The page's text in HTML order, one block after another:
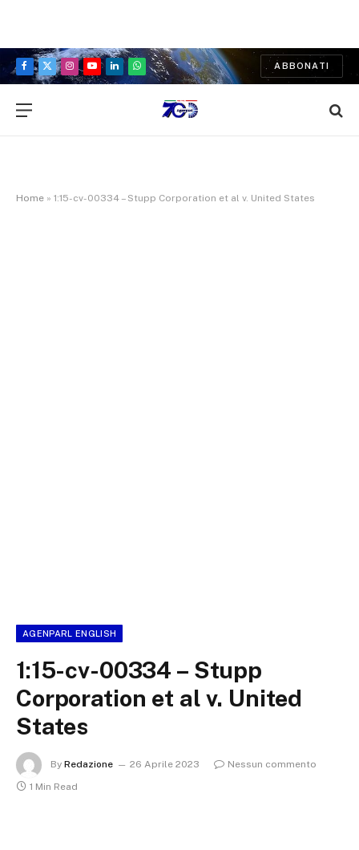
Facebook
X
Instagram
YouTubeLinkedInWhatsApp
ABBONATI
Home » 1:15-cv-00334 – Stupp Corporation et al v. United States
AGENPARL ENGLISH
1:15-cv-00334 – Stupp
Corporation et al v. United
States
By Redazione 26 Aprile 2023
Nessun commento
1 Min Read